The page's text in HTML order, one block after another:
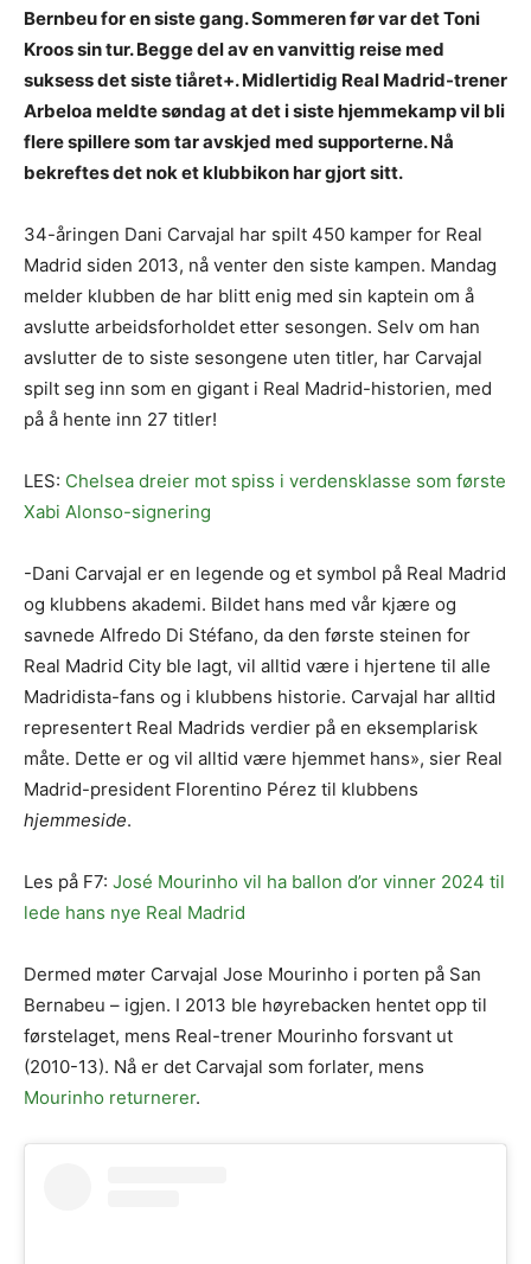
Bernbeu for en siste gang. Sommeren før var det Toni
Kroos sin tur. Begge del av en vanvittig reise med
suksess det siste tiåret+. Midlertidig Real Madrid-trener
Arbeloa meldte søndag at det i siste hjemmekamp vil bli
flere spillere som tar avskjed med supporterne. Nå
bekreftes det nok et klubbikon har gjort sitt.
34-åringen Dani Carvajal har spilt 450 kamper for Real
Madrid siden 2013, nå venter den siste kampen. Mandag
melder klubben de har blitt enig med sin kaptein om å
avslutte arbeidsforholdet etter sesongen. Selv om han
avslutter de to siste sesongene uten titler, har Carvajal
spilt seg inn som en gigant i Real Madrid-historien, med
på å hente inn 27 titler!
LES: Chelsea dreier mot spiss i verdensklasse som første
Xabi Alonso-signering
-Dani Carvajal er en legende og et symbol på Real Madrid
og klubbens akademi. Bildet hans med vår kjære og
savnede Alfredo Di Stéfano, da den første steinen for
Real Madrid City ble lagt, vil alltid være i hjertene til alle
Madridista-fans og i klubbens historie. Carvajal har alltid
representert Real Madrids verdier på en eksemplarisk
måte. Dette er og vil alltid være hjemmet hans», sier Real
Madrid-president Florentino Pérez til klubbens
hjemmeside.
Les på F7: José Mourinho vil ha ballon d’or vinner 2024 til
lede hans nye Real Madrid
Dermed møter Carvajal Jose Mourinho i porten på San
Bernabeu – igjen. I 2013 ble høyrebacken hentet opp til
førstelaget, mens Real-trener Mourinho forsvant ut
(2010-13). Nå er det Carvajal som forlater, mens
Mourinho returnerer.